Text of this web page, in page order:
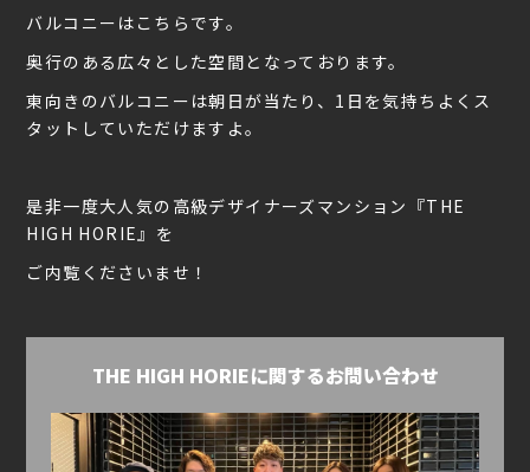
バルコニーはこちらです。
奥行のある広々とした空間となっております。
東向きのバルコニーは朝日が当たり、1日を気持ちよくス
タットしていただけますよ。
是非一度大人気の高級デザイナーズマンション『THE
HIGH HORIE』を
ご内覧くださいませ！
THE HIGH HORIEに関するお問い合わせ